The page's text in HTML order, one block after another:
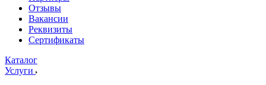
Отзывы
Вакансии
Реквизиты
Сертификаты
Каталог
Услуги